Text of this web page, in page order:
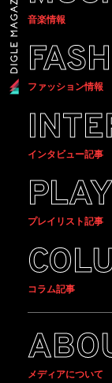
音楽情報
ファッション情報
インタビュー記事
プレイリスト記事
コラム記事
メディアについて